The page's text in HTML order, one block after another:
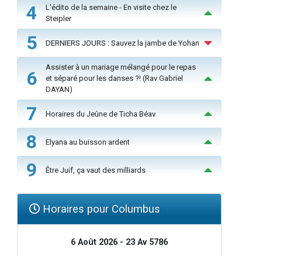
4
L'édito de la semaine - En visite chez le
Steipler
5 DERNIERS JOURS : Sauvez la jambe de Yohan
6
Assister à un mariage mélangé pour le repas
et séparé pour les danses ?! (Rav Gabriel
DAYAN)
7 Horaires du Jeûne de Ticha Béav
8 Elyana au buisson ardent
9 Être Juif, ça vaut des milliards
Horaires pour Columbus
6 Août 2026 - 23 Av 5786